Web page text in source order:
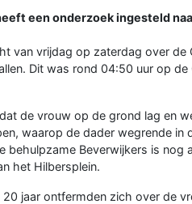
een onderzoek ingesteld
van vrijdag op zaterdag over
Dit was rond 04:50 uur op
de vrouw op de grond lag en
waarop de dader wegrende in
behulpzame Beverwijkers is nog
het Hilbersplein.
20 jaar ontfermden zich over de